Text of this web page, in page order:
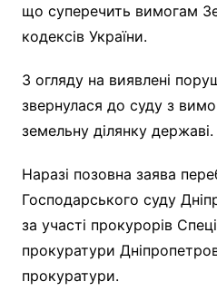
що суперечить вимогам
кодексів України.
З огляду на виявлені
звернулася до суду з
земельну ділянку державі.
Наразі позовна заява
Господарського суду
за участі прокурорів
прокуратури
прокуратури.